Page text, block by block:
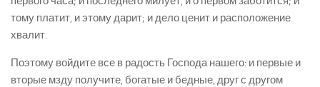
тому платит, и этому дарит; и дело ценит и расположение
хвалит.
Поэтому войдите все в радость Господа нашего: и первые и
вторые мзду получите, богатые и бедные, друг с другом